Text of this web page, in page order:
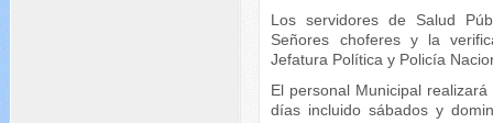
Los servidores de Salud
Señores choferes y la
Jefatura Política y Policía
El personal Municipal
días incluido sábados y